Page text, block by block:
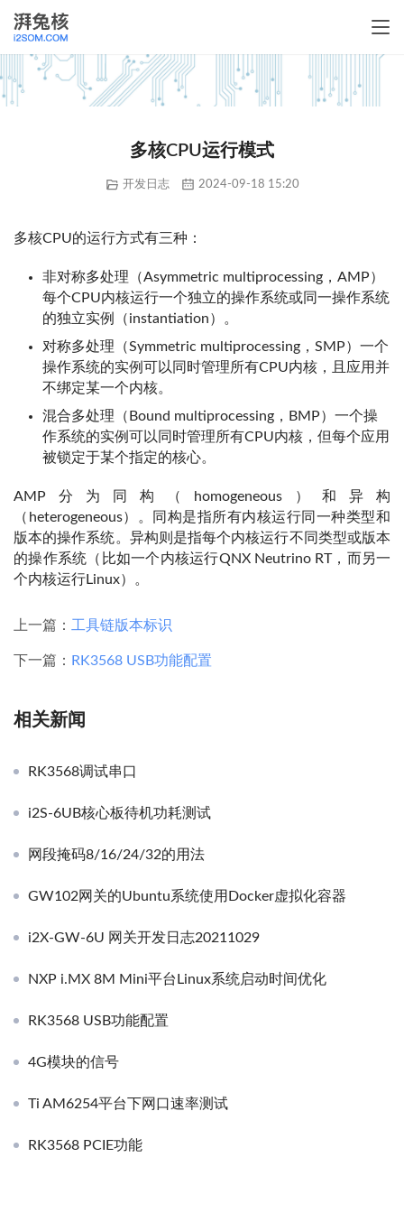
多核CPU运行模式
开发日志 2024-09-18 15:20
多核CPU的运行方式有三种：
非对称多处理（Asymmetric multiprocessing，AMP）
每个CPU内核运行一个独立的操作系统或同一操作系统
的独立实例（instantiation）。
对称多处理（Symmetric multiprocessing，SMP）一个
操作系统的实例可以同时管理所有CPU内核，且应用并
不绑定某一个内核。
混合多处理（Bound multiprocessing，BMP）一个操
作系统的实例可以同时管理所有CPU内核，但每个应用
被锁定于某个指定的核心。
AMP分为同构（homogeneous）和异构
（heterogeneous）。同构是指所有内核运行同一种类型和
版本的操作系统。异构则是指每个内核运行不同类型或版本
的操作系统（比如一个内核运行QNX Neutrino RT，而另一
个内核运行Linux）。
上一篇： 工具链版本标识
下一篇： RK3568 USB功能配置
相关新闻
RK3568调试串口
i2S-6UB核心板待机功耗测试
网段掩码8/16/24/32的用法
GW102网关的Ubuntu系统使用Docker虚拟化容器
i2X-GW-6U 网关开发日志20211029
NXP i.MX 8M Mini平台Linux系统启动时间优化
RK3568 USB功能配置
4G模块的信号
Ti AM6254平台下网口速率测试
RK3568 PCIE功能